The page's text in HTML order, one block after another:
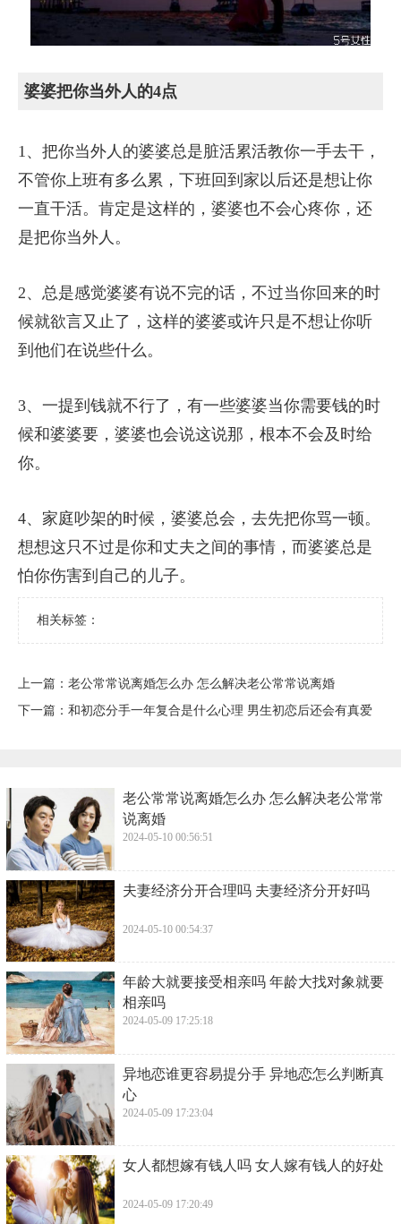
婆婆把你当外人的4点
1、把你当外人的婆婆总是脏活累活教你一手去干，
不管你上班有多么累，下班回到家以后还是想让你
一直干活。肯定是这样的，婆婆也不会心疼你，还
是把你当外人。
2、总是感觉婆婆有说不完的话，不过当你回来的时
候就欲言又止了，这样的婆婆或许只是不想让你听
到他们在说些什么。
3、一提到钱就不行了，有一些婆婆当你需要钱的时
候和婆婆要，婆婆也会说这说那，根本不会及时给
你。
4、家庭吵架的时候，婆婆总会，去先把你骂一顿。
想想这只不过是你和丈夫之间的事情，而婆婆总是
怕你伤害到自己的儿子。
相关标签：
上一篇： ​老公常常说离婚怎么办 怎么解决老公常常说离婚
下一篇： ​和初恋分手一年复合是什么心理 男生初恋后还会有真爱
​老公常常说离婚怎么办 怎么解决老公常常
说离婚
2024-05-10 00:56:51
​夫妻经济分开合理吗 夫妻经济分开好吗
2024-05-10 00:54:37
​年龄大就要接受相亲吗 年龄大找对象就要
相亲吗
2024-05-09 17:25:18
​异地恋谁更容易提分手 异地恋怎么判断真
心
2024-05-09 17:23:04
​女人都想嫁有钱人吗 女人嫁有钱人的好处
2024-05-09 17:20:49